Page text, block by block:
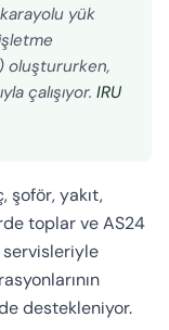
yük
oluştururken,
çalışıyor. IRU
şoför, yakıt,
toplar ve AS24
destekleniyor.